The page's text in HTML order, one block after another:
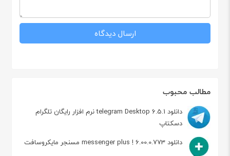
مطالب محبوب
دانلود telegram Desktop 6.5.1 نرم افزار رایگان تلگرام
دسکتاپ
دانلود messenger plus ! 6.00.0.773 مسنجر مایکروسافت